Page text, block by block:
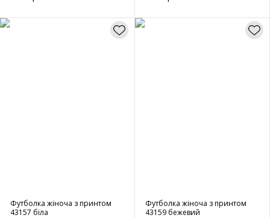
Футболка жіноча з принтом
43157 біла
Футболка жіноча з принтом
43159 бежевий